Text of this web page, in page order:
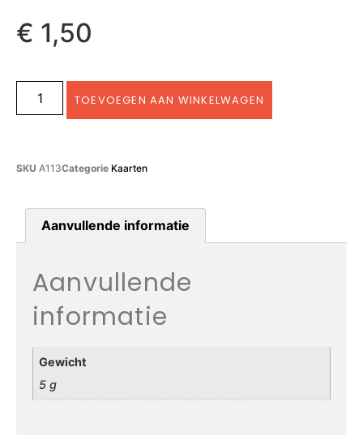
€ 1,50
TOEVOEGEN AAN WINKELWAGEN
SKU A113Categorie Kaarten
Aanvullende informatie
Aanvullende
informatie
Gewicht
5 g